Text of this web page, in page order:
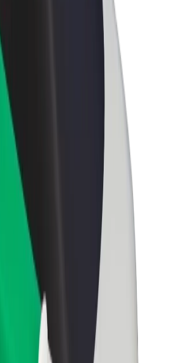
Boltilla
turvallisuus
turvallisuus